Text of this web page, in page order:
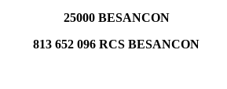
25000 BESANCON
813 652 096 RCS BESANCON